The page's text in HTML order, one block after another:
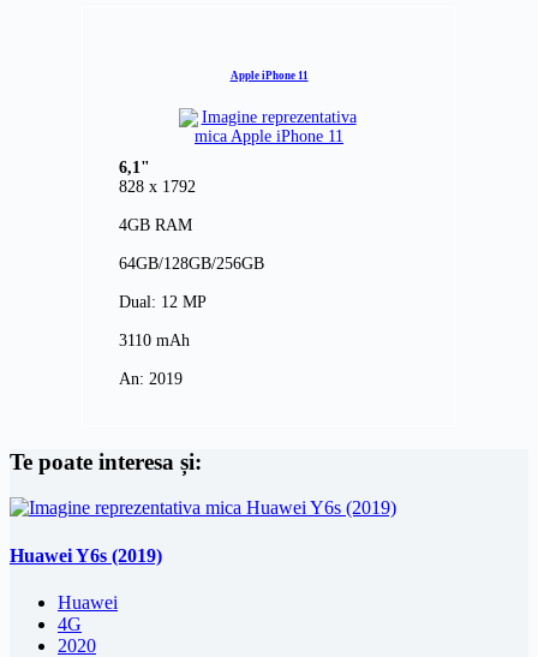
Apple iPhone 11
6,1"
828 x 1792
4GB RAM
64GB/128GB/256GB
Dual: 12 MP
3110 mAh
An: 2019
Te poate interesa și:
Huawei Y6s (2019)
Huawei
4G
2020